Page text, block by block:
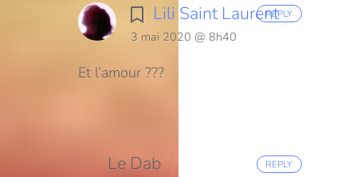
Lili Saint Laurent
3 mai 2020 @ 8h40
Et l’amour ???
REPLY
Le Dab REPLY